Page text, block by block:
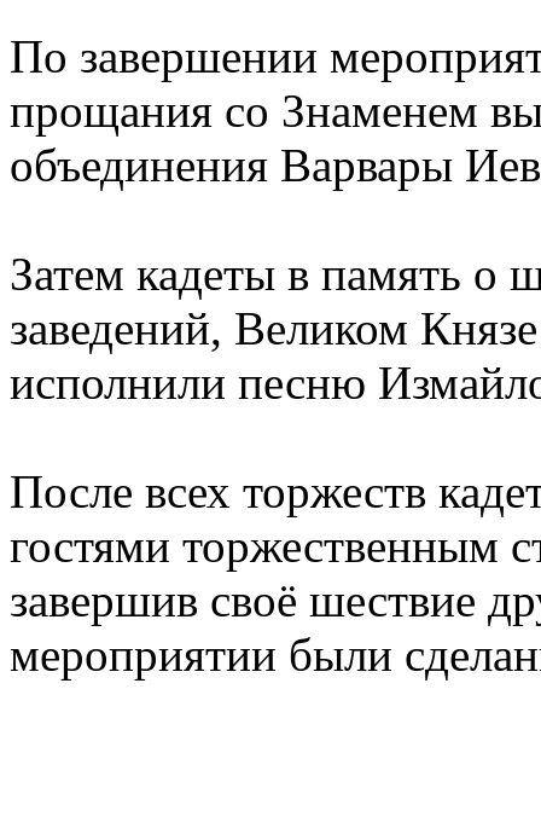
По завершении
прощания со Знаменем
объединения Варвары
Затем кадеты в память о
заведений, Великом
исполнили песню
После всех торжеств
гостями торжественным
завершив своё шествие
мероприятии были